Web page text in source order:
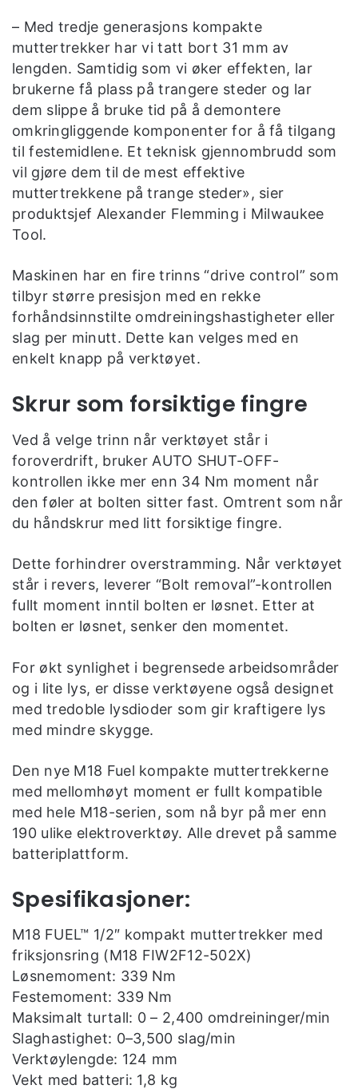
– Med tredje generasjons kompakte
muttertrekker har vi tatt bort 31 mm av
lengden. Samtidig som vi øker effekten, lar
brukerne få plass på trangere steder og lar
dem slippe å bruke tid på å demontere
omkringliggende komponenter for å få tilgang
til festemidlene. Et teknisk gjennombrudd som
vil gjøre dem til de mest effektive
muttertrekkene på trange steder», sier
produktsjef Alexander Flemming i Milwaukee
Tool.
Maskinen har en fire trinns “drive control” som
tilbyr større presisjon med en rekke
forhåndsinnstilte omdreiningshastigheter eller
slag per minutt. Dette kan velges med en
enkelt knapp på verktøyet.
Skrur som forsiktige fingre
Ved å velge trinn når verktøyet står i
foroverdrift, bruker AUTO SHUT-OFF-
kontrollen ikke mer enn 34 Nm moment når
den føler at bolten sitter fast. Omtrent som når
du håndskrur med litt forsiktige fingre.
Dette forhindrer overstramming. Når verktøyet
står i revers, leverer “Bolt removal”-kontrollen
fullt moment inntil bolten er løsnet. Etter at
bolten er løsnet, senker den momentet.
For økt synlighet i begrensede arbeidsområder
og i lite lys, er disse verktøyene også designet
med tredoble lysdioder som gir kraftigere lys
med mindre skygge.
Den nye M18 Fuel kompakte muttertrekkerne
med mellomhøyt moment er fullt kompatible
med hele M18-serien, som nå byr på mer enn
190 ulike elektroverktøy. Alle drevet på samme
batteriplattform.
Spesifikasjoner:
M18 FUEL™ 1/2″ kompakt muttertrekker med
friksjonsring (M18 FIW2F12-502X)
Løsnemoment: 339 Nm
Festemoment: 339 Nm
Maksimalt turtall: 0 – 2,400 omdreininger/min
Slaghastighet: 0–3,500 slag/min
Verktøylengde: 124 mm
Vekt med batteri: 1,8 kg